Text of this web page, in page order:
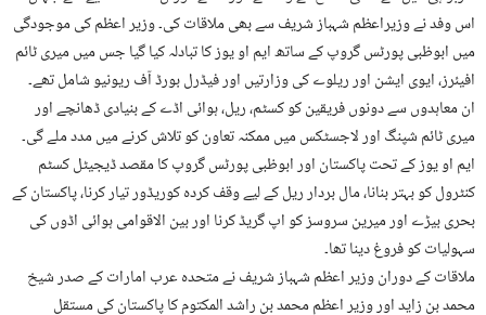
اس وفد نے وزیراعظم شہباز شریف سے بھی ملاقات کی۔ وزیر اعظم کی موجودگی
میں ابوظبی پورٹس گروپ کے ساتھ ایم او یوز کا تبادلہ کیا گیا جس میں میری ٹائم
افیئرز، ایوی ایشن اور ریلوے کی وزارتیں اور فیڈرل بورڈ آف ریونیو شامل تھے۔
ان معاہدوں سے دونوں فریقین کو کسٹم، ریل، ہوائی اڈے کے بنیادی ڈھانچے اور
میری ٹائم شپنگ اور لاجسٹکس میں ممکنہ تعاون کو تلاش کرنے میں مدد ملے گی۔
ایم او یوز کے تحت پاکستان اور ابوظبی پورٹس گروپ کا مقصد ڈیجیٹل کسٹم
کنٹرول کو بہتر بنانا، مال بردار ریل کے لیے وقف کردہ کوریڈور تیار کرنا، پاکستان کے
بحری بیڑے اور میرین سروسز کو اپ گریڈ کرنا اور بین الاقوامی ہوائی اڈوں کی
سہولیات کو فروغ دینا تھا۔
ملاقات کے دوران وزیر اعظم شہباز شریف نے متحدہ عرب امارات کے صدر شیخ
محمد بن زاید اور وزیر اعظم محمد بن راشد المکتوم کا پاکستان کی مستقل